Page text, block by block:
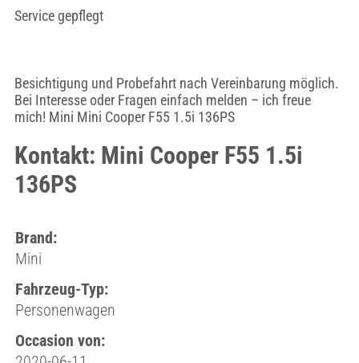
Service gepflegt
Besichtigung und Probefahrt nach Vereinbarung möglich.
Bei Interesse oder Fragen einfach melden – ich freue
mich! Mini Mini Cooper F55 1.5i 136PS
Kontakt: Mini Cooper F55 1.5i
136PS
Brand:
Mini
Fahrzeug-Typ:
Personenwagen
Occasion von: